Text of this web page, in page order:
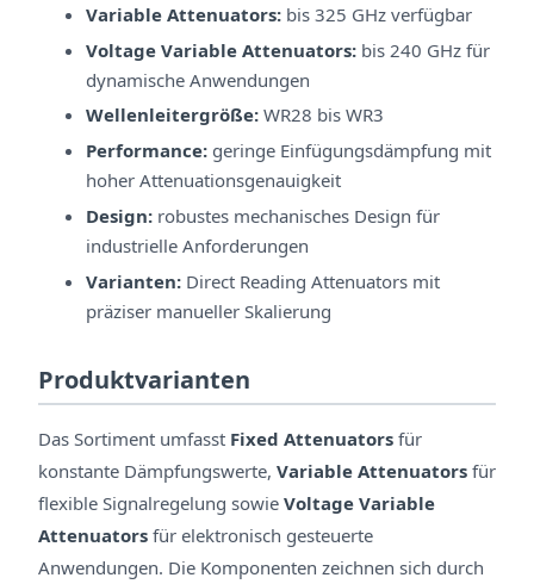
Variable Attenuators: bis 325 GHz verfügbar
Voltage Variable Attenuators: bis 240 GHz für
dynamische Anwendungen
Wellenleitergröße: WR28 bis WR3
Performance: geringe Einfügungsdämpfung mit
hoher Attenuationsgenauigkeit
Design: robustes mechanisches Design für
industrielle Anforderungen
Varianten: Direct Reading Attenuators mit
präziser manueller Skalierung
Produktvarianten
Das Sortiment umfasst Fixed Attenuators für
konstante Dämpfungswerte, Variable Attenuators für
flexible Signalregelung sowie Voltage Variable
Attenuators für elektronisch gesteuerte
Anwendungen. Die Komponenten zeichnen sich durch